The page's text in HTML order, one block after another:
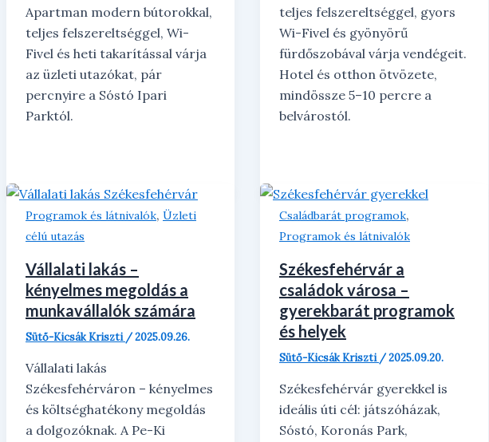
Apartman modern bútorokkal,
teljes felszereltséggel, Wi-
Fivel és heti takarítással várja
az üzleti utazókat, pár
percnyire a Sóstó Ipari
Parktól.
teljes felszereltséggel, gyors
Wi-Fivel és gyönyörű
fürdőszobával várja vendégeit.
Hotel és otthon ötvözete,
mindössze 5–10 percre a
belvárostól.
Programok és látnivalók, Üzleti
célú utazás
Vállalati lakás –
kényelmes megoldás a
munkavállalók számára
Sütő-Kicsák Kriszti /2025.09.26.
Vállalati lakás
Székesfehérváron – kényelmes
és költséghatékony megoldás
a dolgozóknak. A Pe-Ki
Családbarát programok,
Programok és látnivalók
Székesfehérvár a
családok városa –
gyerekbarát programok
és helyek
Sütő-Kicsák Kriszti /2025.09.20.
Székesfehérvár gyerekkel is
ideális úti cél: játszóházak,
Sóstó, Koronás Park,